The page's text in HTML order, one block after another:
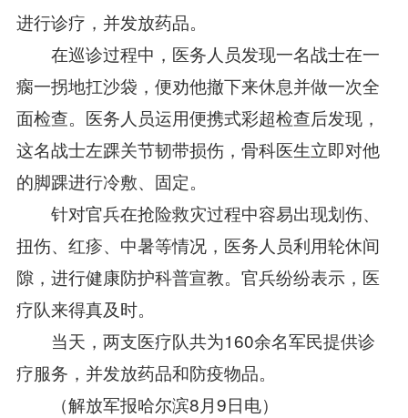
进行诊疗，并发放药品。
在巡诊过程中，医务人员发现一名战士在一
瘸一拐地扛沙袋，便劝他撤下来休息并做一次全
面检查。医务人员运用便携式彩超检查后发现，
这名战士左踝关节韧带损伤，骨科医生立即对他
的脚踝进行冷敷、固定。
针对官兵在抢险救灾过程中容易出现划伤、
扭伤、红疹、中暑等情况，医务人员利用轮休间
隙，进行健康防护科普宣教。官兵纷纷表示，医
疗队来得真及时。
当天，两支医疗队共为160余名军民提供诊
疗服务，并发放药品和防疫物品。
（解放军报哈尔滨8月9日电）